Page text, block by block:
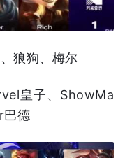
狼狗、梅尔
皇子、ShowMa
巴德